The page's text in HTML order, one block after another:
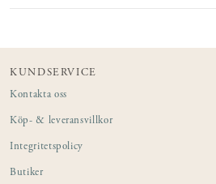
KUNDSERVICE
Kontakta oss
Köp- & leveransvillkor
Integritetspolicy
Butiker